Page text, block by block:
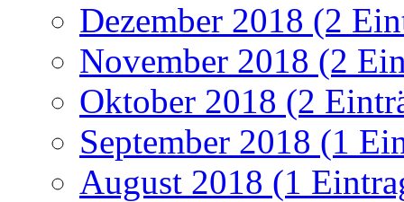
Dezember 2018 (2
November 2018 (2
Oktober 2018 (2
September 2018 (1
August 2018 (1